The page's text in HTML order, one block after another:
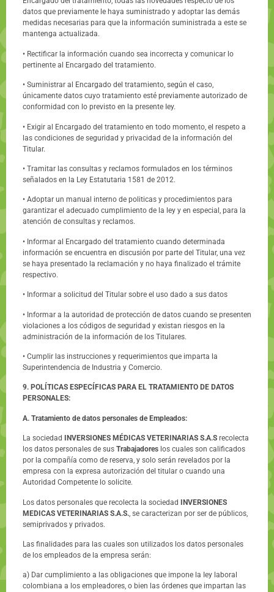
datos que previamente le haya suministrado y adoptar las demás
medidas necesarias para que la información suministrada a este se
mantenga actualizada.
• Rectificar la información cuando sea incorrecta y comunicar lo
pertinente al Encargado del tratamiento.
• Suministrar al Encargado del tratamiento, según el caso,
únicamente datos cuyo tratamiento esté previamente autorizado de
conformidad con lo previsto en la presente Iey.
• Exigir al Encargado del tratamiento en todo momento, el respeto a
las condiciones de seguridad y privacidad de la información del
Titular.
• Tramitar las consultas y reclamos formulados en los términos
señalados en la Ley Estatutaria 1581 de 2012.
• Adoptar un manual interno de politicas y procedimientos para
garantizar el adecuado cumplimiento de la ley y en especial, para la
atención de consultas y reclamos.
• Informar al Encargado del tratamiento cuando determinada
información se encuentra en discusión por parte del Titular, una vez
se haya presentado la reclamación y no haya finalizado el trámite
respectivo.
• Informar a solicitud del Titular sobre el uso dado a sus datos
• Informar a la autoridad de protección de datos cuando se presenten
violaciones a los códigos de seguridad y existan riesgos en la
administración de la información de los Titulares.
• Cumplir las instrucciones y requerimientos que imparta la
Superintendencia de Industria y Comercio.
9. POLÍTICAS ESPECÍFICAS PARA EL TRATAMIENTO DE DATOS
PERSONALES:
A. Tratamiento de datos personales de Empleados:
La sociedad INVERSIONES MÉDICAS VETERINARIAS S.A.S recolecta
los datos personales de sus Trabajadores los cuales son calificados
por la compañía como de reserva, y solo serán revelados por la
empresa con la expresa autorización del titular o cuando una
Autoridad Competente lo solicite.
Los datos personales que recolecta la sociedad INVERSIONES
MEDICAS VETERINARIAS S.A.S. , se caracterizan por ser de públicos,
semiprivados y privados.
Las finalidades para las cuales son utilizados los datos personales
de los empleados de la empresa serán:
a) Dar cumplimiento a las obligaciones que impone la Iey laboral
colombiana a los empleadores, o bien las órdenes que impartan las